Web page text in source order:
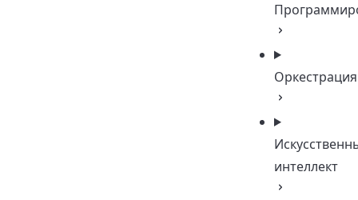
Оркестрация
интеллект